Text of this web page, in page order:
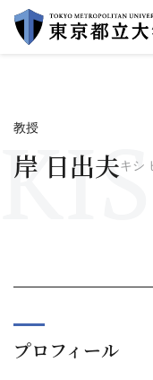
グローバルメニューに
教授
岸 日出夫キシ
プロフィール